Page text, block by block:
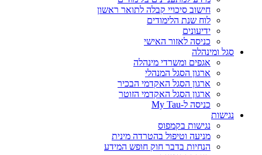
חישוב סיכויי קבלה לתואר ראשון
לוח שנת הלימודים
ידיעונים
כניסה לאזור האישי
סגל ומינהלה
אגפים ומשרדי מינהלה
ארגון הסגל המנהלי
ארגון הסגל האקדמי הבכיר
ארגון הסגל האקדמי הזוטר
כניסה ל-My Tau
נגישות
נגישות בקמפוס
מניעה וטיפול בהטרדה מינית
הנחיות בדבר חוק חופש המידע